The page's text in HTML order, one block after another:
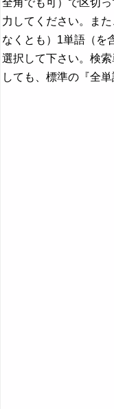
力してください。ま
なくとも）1単語（を
選択して下さい。検
しても、標準の『全